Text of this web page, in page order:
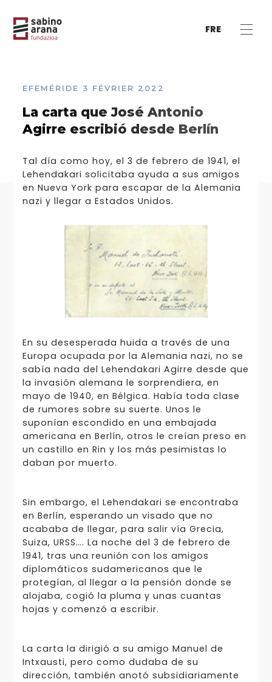
FRE
EFEMÉRIDE 3 FÉVRIER 2022
La carta que José Antonio
Agirre escribió desde Berlín
Tal día como hoy, el 3 de febrero de 1941, el
Lehendakari solicitaba ayuda a sus amigos
en Nueva York para escapar de la Alemania
nazi y llegar a Estados Unidos.
En su desesperada huida a través de una
Europa ocupada por la Alemania nazi, no se
sabía nada del Lehendakari Agirre desde que
la invasión alemana le sorprendiera, en
mayo de 1940, en Bélgica. Había toda clase
de rumores sobre su suerte. Unos le
suponían escondido en una embajada
americana en Berlín, otros le creían preso en
un castillo en Rin y los más pesimistas lo
daban por muerto.
Sin embargo, el Lehendakari se encontraba
en Berlín, esperando un visado que no
acababa de llegar, para salir vía Grecia,
Suiza, URSS…. La noche del 3 de febrero de
1941, tras una reunión con los amigos
diplomáticos sudamericanos que le
protegían, al llegar a la pensión donde se
alojaba, cogió la pluma y unas cuantas
hojas y comenzó a escribir.
La carta la dirigió a su amigo Manuel de
Intxausti, pero como dudaba de su
dirección, también anotó subsidiariamente